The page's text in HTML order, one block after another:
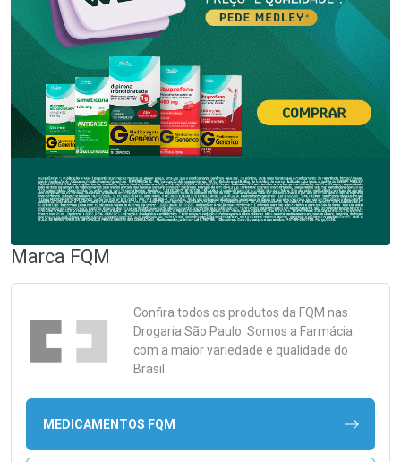
Marca FQM
Confira todos os produtos da FQM nas
Drogaria São Paulo. Somos a Farmácia
com a maior variedade e qualidade do
Brasil.
MEDICAMENTOS FQM